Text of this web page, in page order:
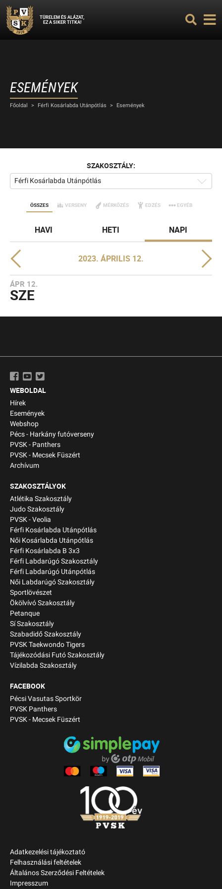
TÜRELEM ÉS ALÁZAT,
EZ A SIKER TITKA!
ESEMÉNYEK
Főoldal > Férfi Kosárlabda Utánpótlás > Események
SZAKOSZTÁLY:
Férfi Kosárlabda Utánpótlás
ÖSSZES VERSENY MÉRKŐZÉS EDZÉS EGYÉB
HAVI HETI NAPI
2023. ÁPRILIS 12.
ÁPR 12.
SZE
WEBOLDAL
Hírek
Események
Webshop
Pécs - Harkány futóverseny
PVSK - Panthers
PVSK - Mecsek Füszért
Archívum
SZAKOSZTÁLYOK
Atlétika Szakosztály
Judo Szakosztály
PVSK - Veolia
Férfi Kosárlabda Utánpótlás
Női Kosárlabda Utánpótlás
Férfi Kosárlabda B 3x3
Férfi Labdarúgó Szakosztály
Férfi Labdarúgó Utánpótlás
Női Labdarúgó Szakosztály
Sportlövészet
Ökölvívó Szakosztály
Petanque
Sí Szakosztály
Szabadidő Szakosztály
PVSK Taekwondo Tigers
Tájékozódási Futó Szakosztály
Vízilabda Szakosztály
FACEBOOK
Pécsi Vasutas Sportkör
PVSK Panthers
PVSK - Mecsek Füszért
Adatkezelési tájékoztató
Felhasználási feltételek
Általános Szerződési Feltételek
Impresszum